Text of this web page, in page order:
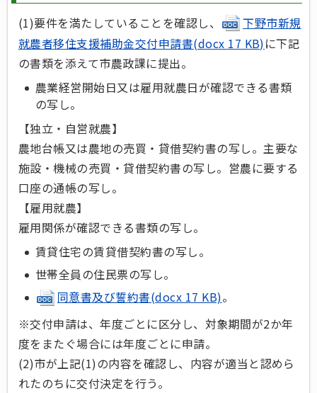
(1)要件を満たしていることを確認し、
下野市新規
就農者移住支援補助金交付申請書(docx 17 KB)に下記
の書類を添えて市農政課に提出。
農業経営開始日又は雇用就農日が確認できる書類
の写し。
【独立・自営就農】
農地台帳又は農地の売買・貸借契約書の写し。主要な
施設・機械の売買・貸借契約書の写し。営農に要する
口座の通帳の写し。
【雇用就農】
雇用関係が確認できる書類の写し。
賃貸住宅の賃貸借契約書の写し。
世帯全員の住民票の写し。
同意書及び誓約書(docx 17 KB)。
※交付申請は、年度ごとに区分し、対象期間が2か年
度をまたぐ場合には年度ごとに申請。
(2)市が上記(1)の内容を確認し、内容が適当と認めら
れたのちに交付決定を行う。